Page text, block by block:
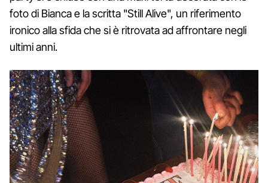
foto di Bianca e la scritta "Still Alive", un riferimento
ironico alla sfida che si è ritrovata ad affrontare negli
ultimi anni.